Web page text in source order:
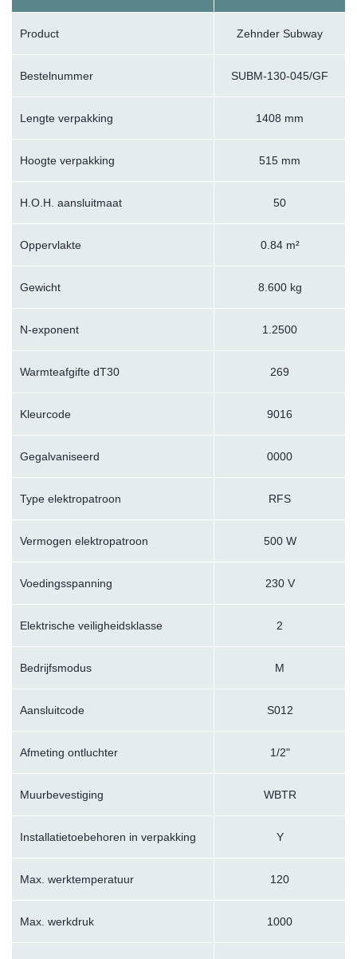
Product Zehnder Subway
Bestelnummer SUBM-130-045/GF
Lengte verpakking 1408 mm
Hoogte verpakking 515 mm
H.O.H. aansluitmaat 50
Oppervlakte 0.84 m²
Gewicht 8.600 kg
N-exponent 1.2500
Warmteafgifte dT30 269
Kleurcode 9016
Gegalvaniseerd 0000
Type elektropatroon RFS
Vermogen elektropatroon 500 W
Voedingsspanning 230 V
Elektrische veiligheidsklasse 2
Bedrijfsmodus M
Aansluitcode S012
Afmeting ontluchter 1/2"
Muurbevestiging WBTR
Installatietoebehoren in verpakking Y
Max. werktemperatuur 120
Max. werkdruk 1000